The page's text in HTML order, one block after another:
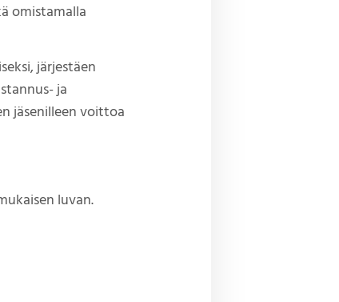
omistamalla
järjestäen
ja
jäsenilleen voittoa
luvan.